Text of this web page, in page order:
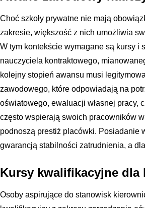
Choć szkoły prywatne nie mają
zakresie, większość z nich umożliwia
W tym kontekście wymagane są kursy
nauczyciela kontraktowego,
kolejny stopień awansu musi
zawodowego, które odpowiadają na
oświatowego, ewaluacji własnej pracy,
często wspierają swoich pracowników
podnoszą prestiż placówki. Posiadanie
gwarancją stabilności zatrudnienia, a
Kursy kwalifikacyjne dla
Osoby aspirujące do stanowisk